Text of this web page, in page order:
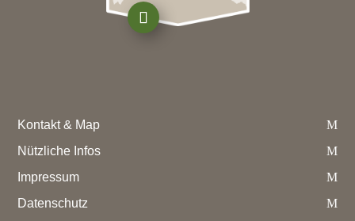
Kontakt & Map
Nützliche Infos
Impressum
Datenschutz